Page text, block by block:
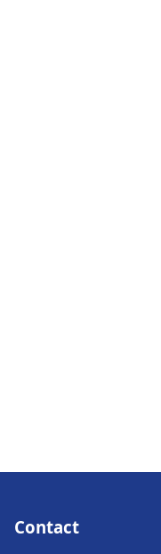
Contact